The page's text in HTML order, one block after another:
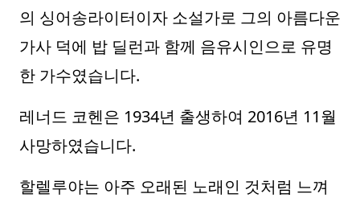
의 싱어송라이터이자 소설가로 그의 아름다운
가사 덕에 밥 딜런과 함께 음유시인으로 유명
한 가수였습니다.
레너드 코헨은 1934년 출생하여 2016년 11월
사망하였습니다.
할렐루야는 아주 오래된 노래인 것처럼 느껴